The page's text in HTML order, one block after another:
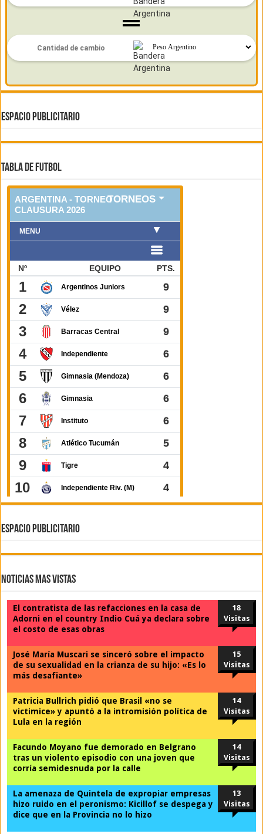
ESPACIO PUBLICITARIO
TABLA DE FUTBOL
ESPACIO PUBLICITARIO
Noticias Mas Vistas
El contratista de las refacciones en la casa de
Adorni en el country Indio Cuá ya declara sobre
el costo de esas obras
18
Visitas
José María Muscari se sinceró sobre el impacto
de su sexualidad en la crianza de su hijo: «Es lo
más desafiante»
15
Visitas
Patricia Bullrich pidió que Brasil «no se
victimice» y apuntó a la intromisión política de
Lula en la región
14
Visitas
Facundo Moyano fue demorado en Belgrano
tras un violento episodio con una joven que
corría semidesnuda por la calle
14
Visitas
La amenaza de Quintela de expropiar empresas
hizo ruido en el peronismo: Kicillof se despega y
dice que en la Provincia no lo hizo
13
Visitas